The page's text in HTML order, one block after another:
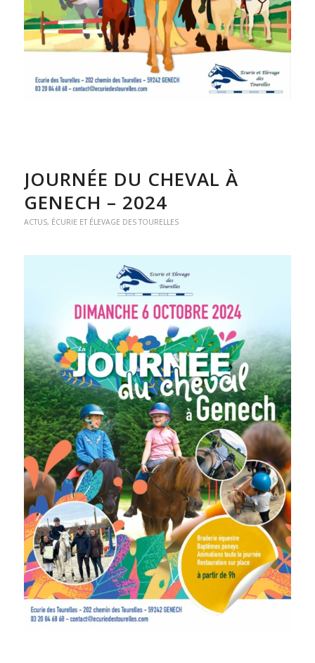
JOURNÉE DU CHEVAL À
GENECH – 2024
ACTUS, ÉCURIE ET ÉLEVAGE DES TOURELLES